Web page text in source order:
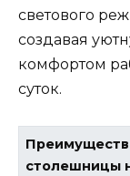
светового
создавая
комфортом
суток.
столешницы